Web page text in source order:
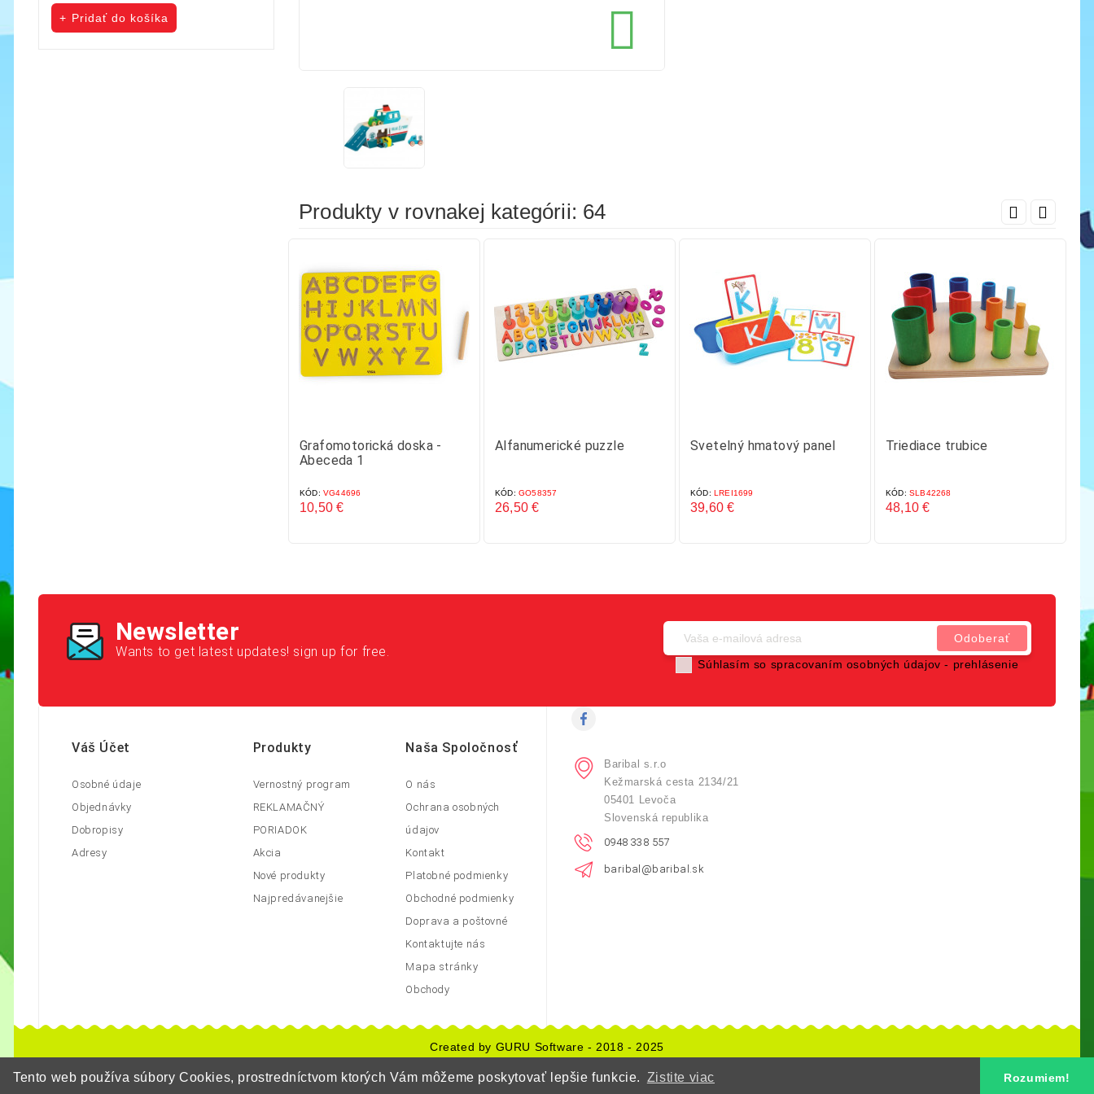
Tento web používa súbory Cookies, prostredníctvom ktorých Vám môžeme poskytovať lepšie funkcie. Zistite viac Rozumiem!
cena
Pridať do košíka 
Produkty v rovnakej kategórii: 64
Grafomotorická doska -
Abeceda 1
KÓD: VG44696
10,50 €
Alfanumerické puzzle
KÓD: GO58357
26,50 €
Svetelný hmatový panel
KÓD: LREI1699
39,60 €
Triediace trubice
KÓD: SLB42268
48,10 €
Newsletter
Wants to get latest updates! sign up for free.
Súhlasím so spracovaním osobných údajov - prehlásenie
Váš Účet
Osobné údaje
Objednávky
Dobropisy
Adresy
Produkty
Vernostný program
REKLAMAČNÝ
PORIADOK
Akcia
Nové produkty
Najpredávanejšie
Naša Spoločnosť
O nás
Ochrana osobných
údajov
Kontakt
Platobné podmienky
Obchodné podmienky
Doprava a poštovné
Kontaktujte nás
Mapa stránky
Obchody
Baribal s.r.o
Kežmarská cesta 2134/21
05401 Levoča
Slovenská republika
0948 338 557
baribal@baribal.sk
Created by GURU Software - 2018 - 2025